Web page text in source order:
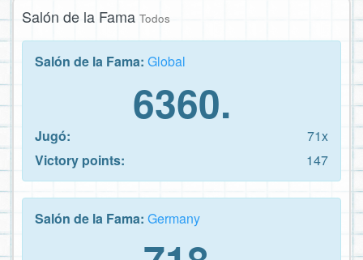
Salón de la Fama Todos
Salón de la Fama: Global
6360.
Jugó:
71x
Victory points:
147
Salón de la Fama: Germany